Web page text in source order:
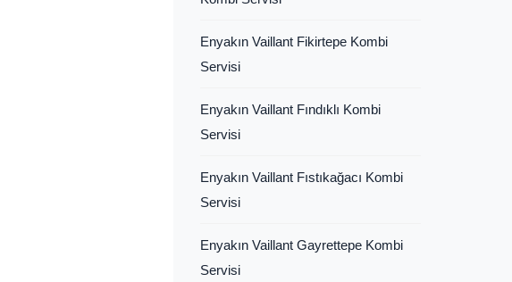
Enyakın Vaillant Fikirtepe Kombi
Servisi
Enyakın Vaillant Fındıklı Kombi
Servisi
Enyakın Vaillant Fıstıkağacı Kombi
Servisi
Enyakın Vaillant Gayrettepe Kombi
Servisi